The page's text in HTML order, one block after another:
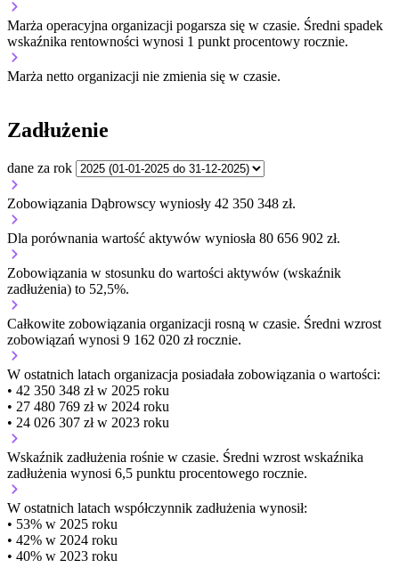
Marża operacyjna organizacji pogarsza się w czasie. Średni spadek
wskaźnika rentowności wynosi 1 punkt procentowy rocznie.
Marża netto organizacji nie zmienia się w czasie.
Zadłużenie
dane za rok
Zobowiązania Dąbrowscy wyniosły 42 350 348 zł.
Dla porównania wartość aktywów wyniosła 80 656 902 zł.
Zobowiązania w stosunku do wartości aktywów (wskaźnik
zadłużenia) to 52,5%.
Całkowite zobowiązania organizacji rosną w czasie. Średni wzrost
zobowiązań wynosi 9 162 020 zł rocznie.
W ostatnich latach organizacja posiadała zobowiązania o wartości:
• 42 350 348 zł w 2025 roku
• 27 480 769 zł w 2024 roku
• 24 026 307 zł w 2023 roku
Wskaźnik zadłużenia rośnie w czasie. Średni wzrost wskaźnika
zadłużenia wynosi 6,5 punktu procentowego rocznie.
W ostatnich latach współczynnik zadłużenia wynosił:
• 53% w 2025 roku
• 42% w 2024 roku
• 40% w 2023 roku